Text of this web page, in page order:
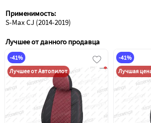
Применимость:
S-Max CJ (2014-2019)
Лучшее от данного продавца
-41%
Лучшее от Автопилот
-41%
Лучшая